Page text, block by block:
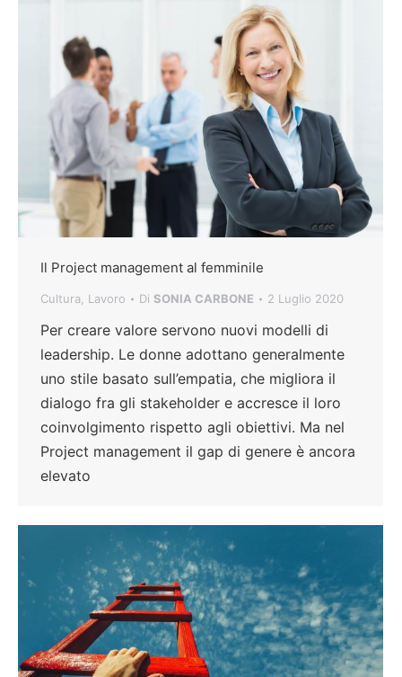
Il Project management al femminile
Cultura, Lavoro Di SONIA CARBONE 2 Luglio 2020
Per creare valore servono nuovi modelli di
leadership. Le donne adottano generalmente
uno stile basato sull’empatia, che migliora il
dialogo fra gli stakeholder e accresce il loro
coinvolgimento rispetto agli obiettivi. Ma nel
Project management il gap di genere è ancora
elevato